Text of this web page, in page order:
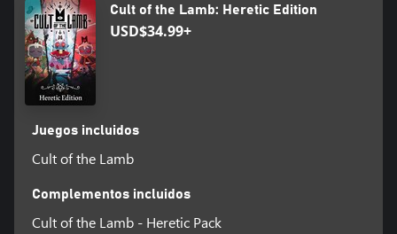
Cult of the Lamb: Heretic Edition
USD$34.99+
Juegos incluidos
Cult of the Lamb
Complementos incluidos
Cult of the Lamb - Heretic Pack